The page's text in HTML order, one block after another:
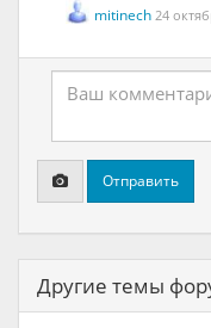
mitinech 24
Отправить
Другие темы